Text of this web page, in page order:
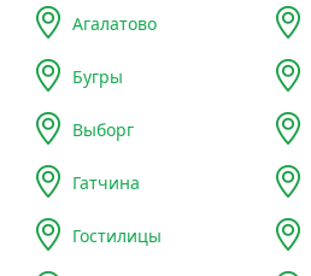
Агалатово
Бугры
Выборг
Гатчина
Гостилицы